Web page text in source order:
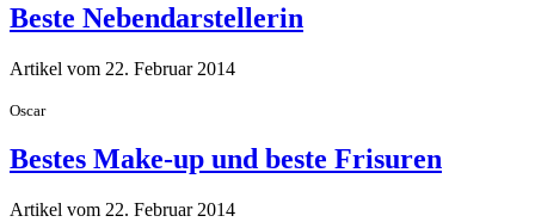
Beste Nebendarstellerin
Artikel vom 22. Februar 2014
Oscar
Bestes Make-up und beste Frisuren
Artikel vom 22. Februar 2014